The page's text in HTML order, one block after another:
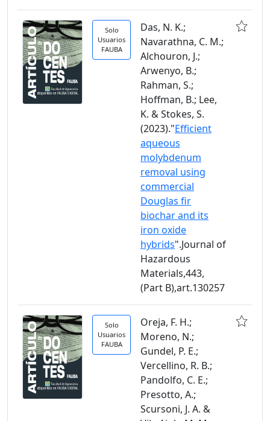
Solo
Usuarios
FAUBA
Das, N. K.;
Navarathna, C. M.;
Alchouron, J.;
Arwenyo, B.;
Rahman, S.;
Hoffman, B.; Lee,
K. & Stokes, S.
(2023)."Efficient
aqueous
molybdenum
removal using
commercial
Douglas fir
biochar and its
iron oxide
hybrids".Journal of
Hazardous
Materials,443,
(Part B),art.130257
Solo
Usuarios
FAUBA
Oreja, F. H.;
Moreno, N.;
Gundel, P. E.;
Vercellino, R. B.;
Pandolfo, C. E.;
Presotto, A.;
Scursoni, J. A. &